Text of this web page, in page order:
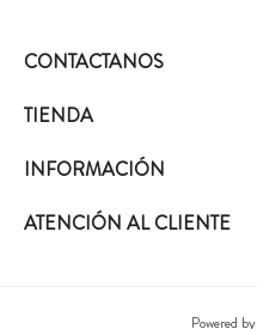
CONTACTANOS
TIENDA
INFORMACIÓN
ATENCIÓN AL CLIENTE
Powered by